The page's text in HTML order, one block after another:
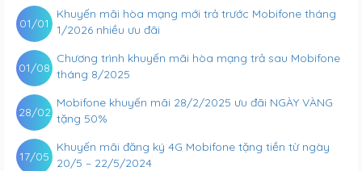
Khuyến mãi hòa mạng mới trả trước Mobifone tháng
1/2026 nhiều ưu đãi
01/01
Chương trình khuyến mãi hòa mạng trả sau Mobifone
tháng 8/2025
01/08
Mobifone khuyến mãi 28/2/2025 ưu đãi NGÀY VÀNG
tặng 50%
28/02
Khuyến mãi đăng ký 4G Mobifone tặng tiền từ ngày
20/5 – 22/5/2024
17/05